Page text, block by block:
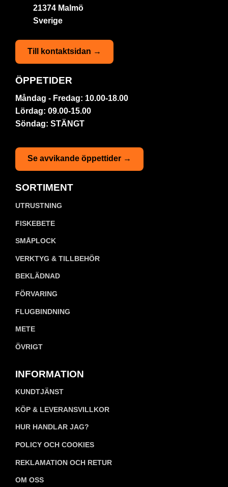
21374 Malmö
Sverige
Till kontaktsidan →
ÖPPETIDER
Måndag - Fredag: 10.00-18.00
Lördag: 09.00-15.00
Söndag: STÄNGT
Se avvikande öppettider →
SORTIMENT
UTRUSTNING
FISKEBETE
SMÅPLOCK
VERKTYG & TILLBEHÖR
BEKLÄDNAD
FÖRVARING
FLUGBINDNING
METE
ÖVRIGT
INFORMATION
KUNDTJÄNST
KÖP & LEVERANSVILLKOR
HUR HANDLAR JAG?
POLICY OCH COOKIES
REKLAMATION OCH RETUR
OM OSS